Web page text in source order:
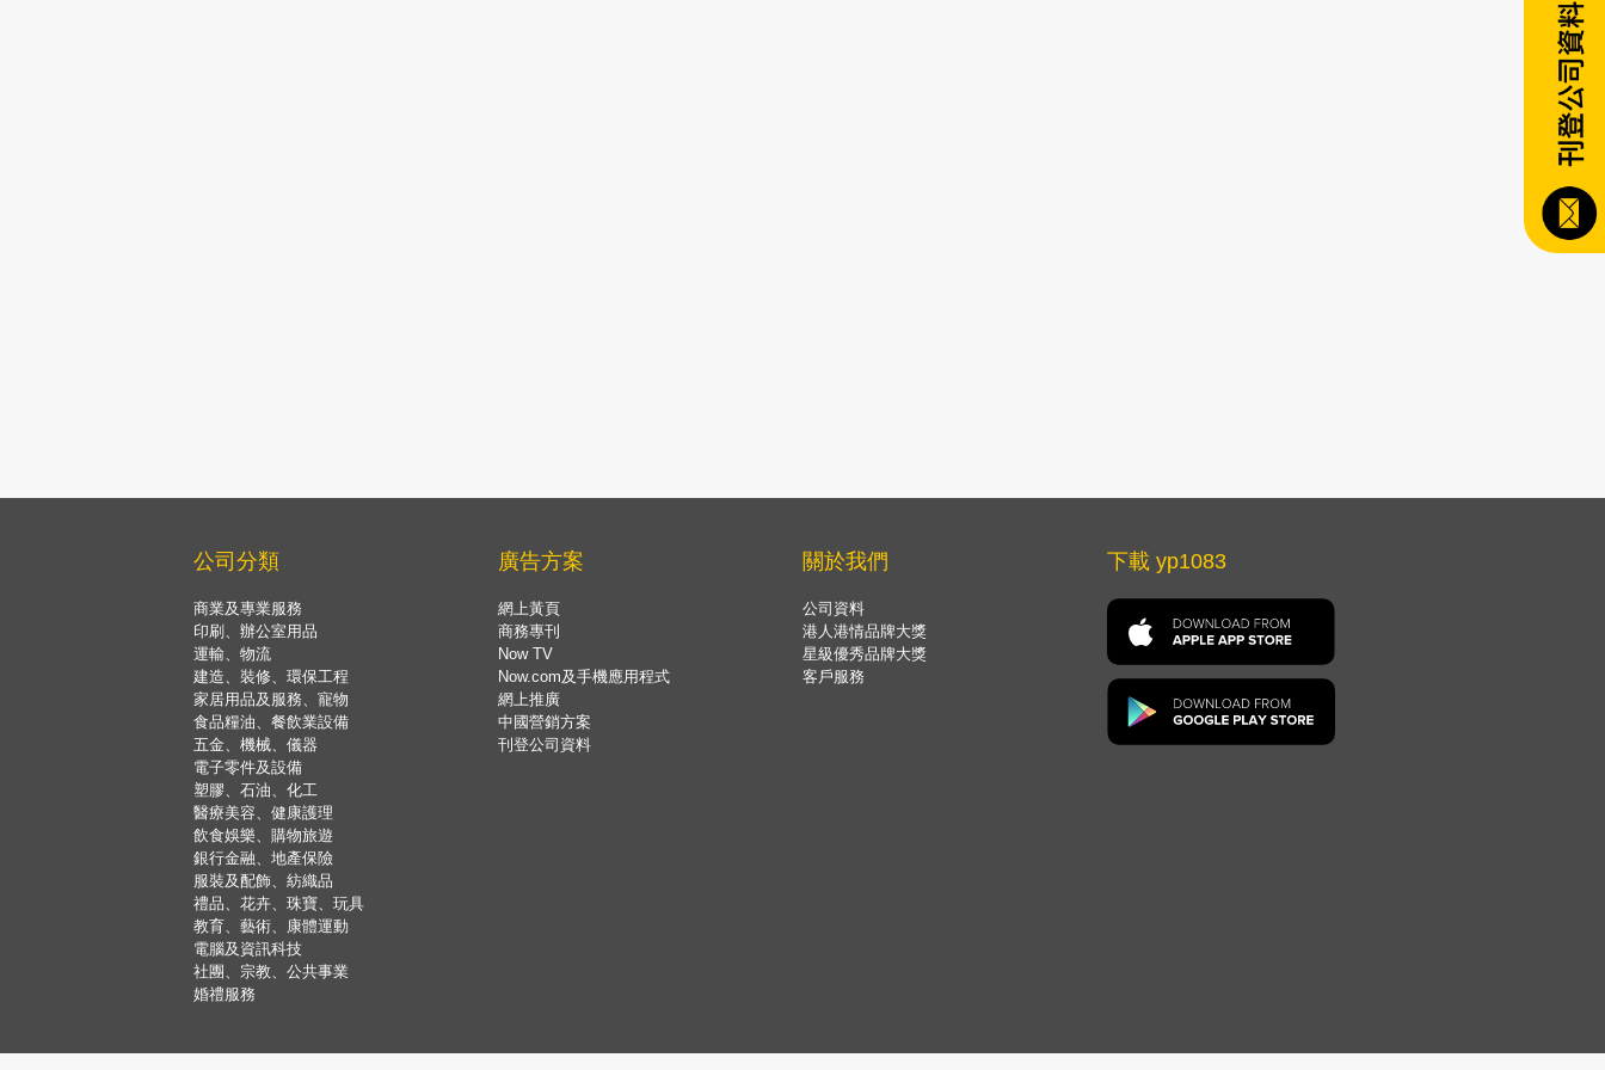
公司分類
商業及專業服務
印刷、辦公室用品
運輸、物流
建造、裝修、環保工程
家居用品及服務、寵物
食品糧油、餐飲業設備
五金、機械、儀器
電子零件及設備
塑膠、石油、化工
醫療美容、健康護理
飲食娛樂、購物旅遊
銀行金融、地產保險
服裝及配飾、紡織品
禮品、花卉、珠寶、玩具
教育、藝術、康體運動
電腦及資訊科技
社團、宗教、公共事業
婚禮服務
廣告方案
網上黃頁
商務專刊
Now TV
Now.com及手機應用程式
網上推廣
中國營銷方案
刊登公司資料
關於我們
公司資料
港人港情品牌大獎
星級優秀品牌大獎
客戶服務
下載 yp1083